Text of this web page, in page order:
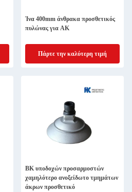
Ίνα 400mm άνθρακα προσθετικός
πυλώνας για AK
Πάρτε την καλύτερη τιμή
BK υποδοχών προσαρμοστών
χαμηλότερο ανοξείδωτο τμημάτων
άκρων προσθετικό